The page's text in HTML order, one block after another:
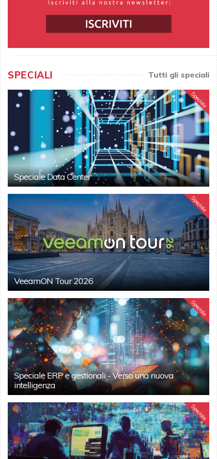
SPECIALI Tutti gli speciali
Speciale
Speciale Data Center
Speciale
VeeamON Tour 2026
Speciale
Speciale ERP e gestionali - Verso una nuova
intelligenza
Speciale